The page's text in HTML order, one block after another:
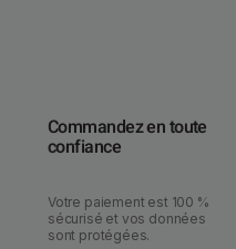
Commandez en toute
confiance
Votre paiement est 100 %
sécurisé et vos données
sont protégées.